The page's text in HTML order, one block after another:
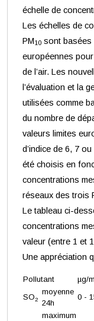
échelle de
Les échelles de
PM10 sont
européennes
de l’air. Les
l’évaluation et la
utilisées comme
du nombre de
valeurs limites
d’indice de 6, 7
été choisis en
concentrations
réseaux des trois
Le tableau ci-
concentrations
valeur (entre 1 et
Une appréciation
Pollutant
µg/
SO2
moyenne
24h
0 -
maximum